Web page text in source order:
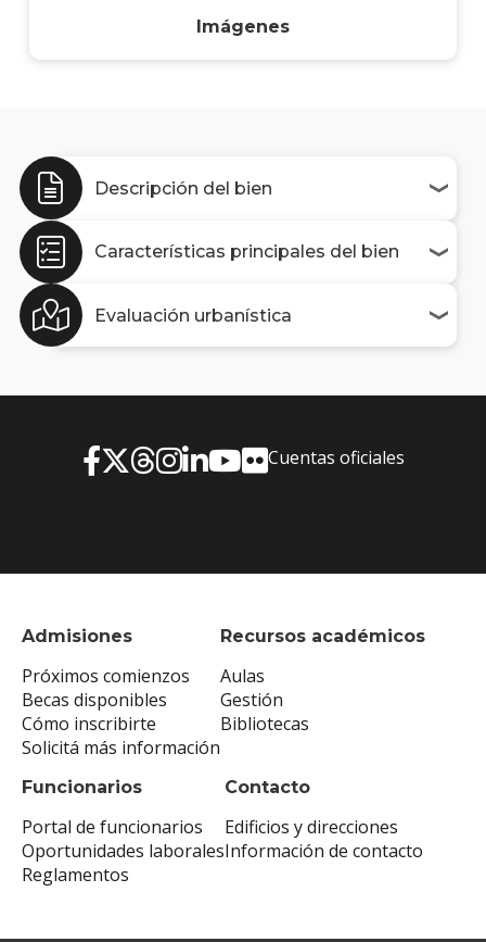
Imágenes
Descripción del bien
Características principales del bien
Evaluación urbanística
Admisiones
Próximos comienzos
Becas disponibles
Cómo inscribirte
Solicitá más información
Recursos académicos
Aulas
Gestión
Bibliotecas
Funcionarios
Portal de funcionarios
Oportunidades laborales
Reglamentos
Contacto
Edificios y direcciones
Información de contacto
Cuentas oficiales